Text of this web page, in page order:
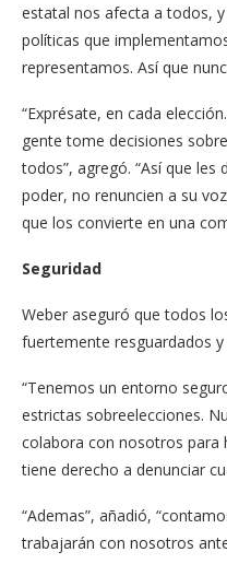
estatal nos afecta a todos,
políticas que
representamos. Así que
“Exprésate, en cada
gente tome decisiones
todos”, agregó. “Así que
poder, no renuncien a su
que los convierte en una
Seguridad
Weber aseguró que todos
fuertemente resguardados y
“Tenemos un entorno
estrictas sobreelecciones.
colabora con nosotros para
tiene derecho a denunciar
“Ademas”, añadió,
trabajarán con nosotros